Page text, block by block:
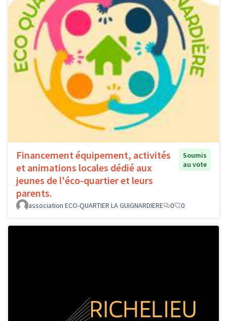
Financement équipement, activités
et animations locales dédié aux
jeunes de l'éco-quartier et leurs
parents.
Soumis
au vote
association ECO-QUARTIER LA GUIGNARDIERE 0 0